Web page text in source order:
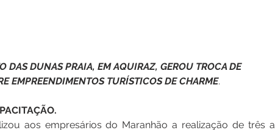
DAS DUNAS PRAIA, EM AQUIRAZ, GEROU TROCA DE
EMPREENDIMENTOS TURÍSTICOS DE CHARME.
aos empresários do Maranhão a realização de três a